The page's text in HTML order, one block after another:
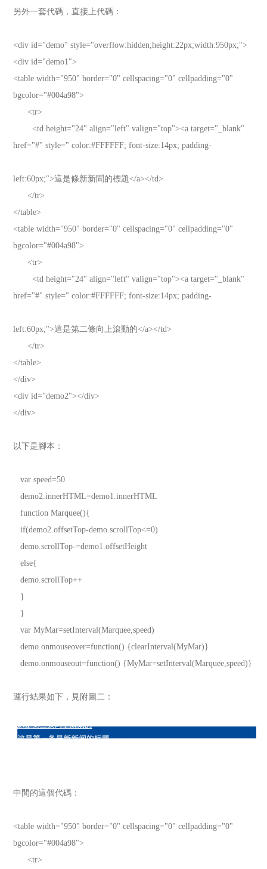
另外一套代碼，直接上代碼：
<div id="demo" style="overflow:hidden;height:22px;width:950px;">
<div id="demo1">
<table width="950" border="0" cellspacing="0" cellpadding="0"
bgcolor="#004a98">
<tr>
<td height="24" align="left" valign="top"><a target="_blank"
href="#" style=" color:#FFFFFF; font-size:14px; padding-
left:60px;">這是條新新聞的標題</a></td>
</tr>
</table>
<table width="950" border="0" cellspacing="0" cellpadding="0"
bgcolor="#004a98">
<tr>
<td height="24" align="left" valign="top"><a target="_blank"
href="#" style=" color:#FFFFFF; font-size:14px; padding-
left:60px;">這是第二條向上滾動的</a></td>
</tr>
</table>
</div>
<div id="demo2"></div>
</div>
以下是腳本：
var speed=50
demo2.innerHTML=demo1.innerHTML
function Marquee(){
if(demo2.offsetTop-demo.scrollTop<=0)
demo.scrollTop-=demo1.offsetHeight
else{
demo.scrollTop++
}
}
var MyMar=setInterval(Marquee,speed)
demo.onmouseover=function() {clearInterval(MyMar)}
demo.onmouseout=function() {MyMar=setInterval(Marquee,speed)}
運行結果如下，見附圖二：
中間的這個代碼：
<table width="950" border="0" cellspacing="0" cellpadding="0"
bgcolor="#004a98">
<tr>